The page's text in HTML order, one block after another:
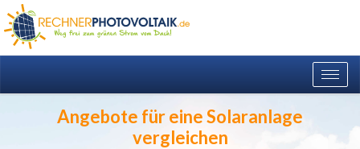
Angebote für eine Solaranlage
vergleichen